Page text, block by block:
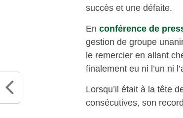
succès et une défaite.
En conférence de
gestion de groupe
le remercier en allant
finalement eu ni l’un ni
Lorsqu’il était à la tête
consécutives, son